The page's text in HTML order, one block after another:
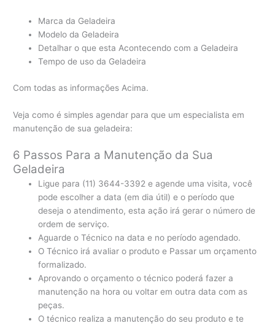
Marca da Geladeira
Modelo da Geladeira
Detalhar o que esta Acontecendo com a Geladeira
Tempo de uso da Geladeira
Com todas as informações Acima.
Veja como é simples agendar para que um especialista em
manutenção de sua geladeira:
6 Passos Para a Manutenção da Sua
Geladeira
Ligue para (11) 3644-3392 e agende uma visita, você
pode escolher a data (em dia útil) e o período que
deseja o atendimento, esta ação irá gerar o número de
ordem de serviço.
Aguarde o Técnico na data e no período agendado.
O Técnico irá avaliar o produto e Passar um orçamento
formalizado.
Aprovando o orçamento o técnico poderá fazer a
manutenção na hora ou voltar em outra data com as
peças.
O técnico realiza a manutenção do seu produto e te